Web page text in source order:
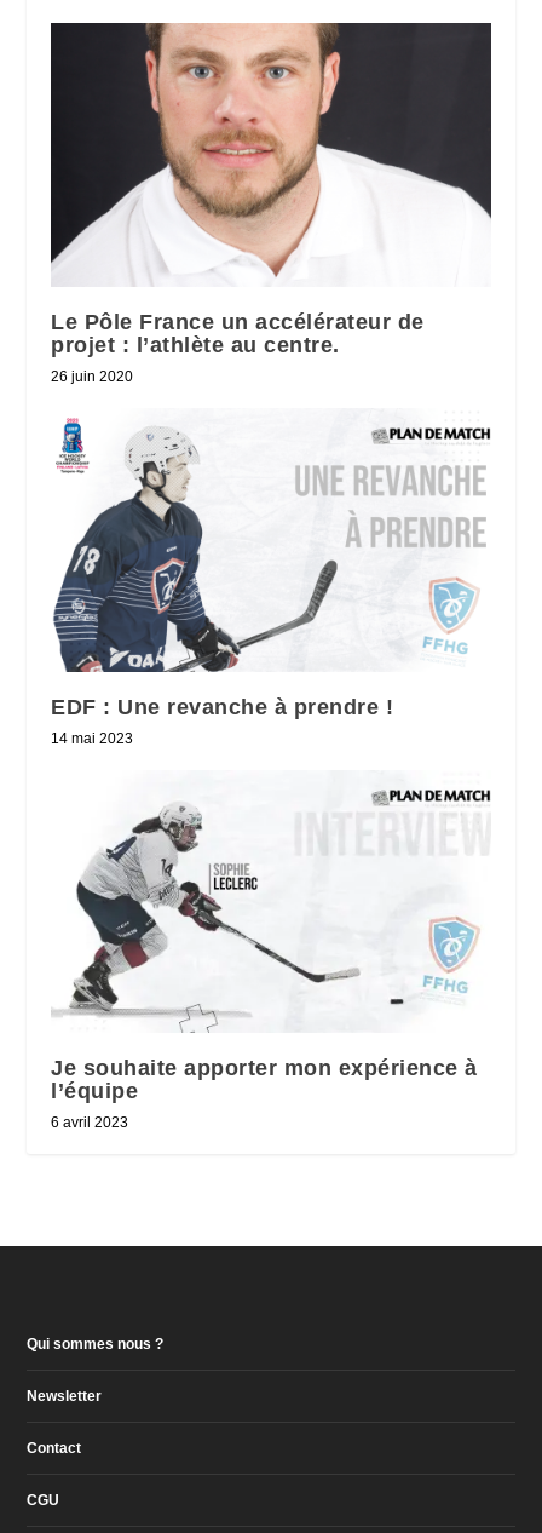
Le Pôle France un accélérateur de
projet : l’athlète au centre.
26 juin 2020
EDF : Une revanche à prendre !
14 mai 2023
Je souhaite apporter mon expérience à
l’équipe
6 avril 2023
Qui sommes nous ?
Newsletter
Contact
CGU